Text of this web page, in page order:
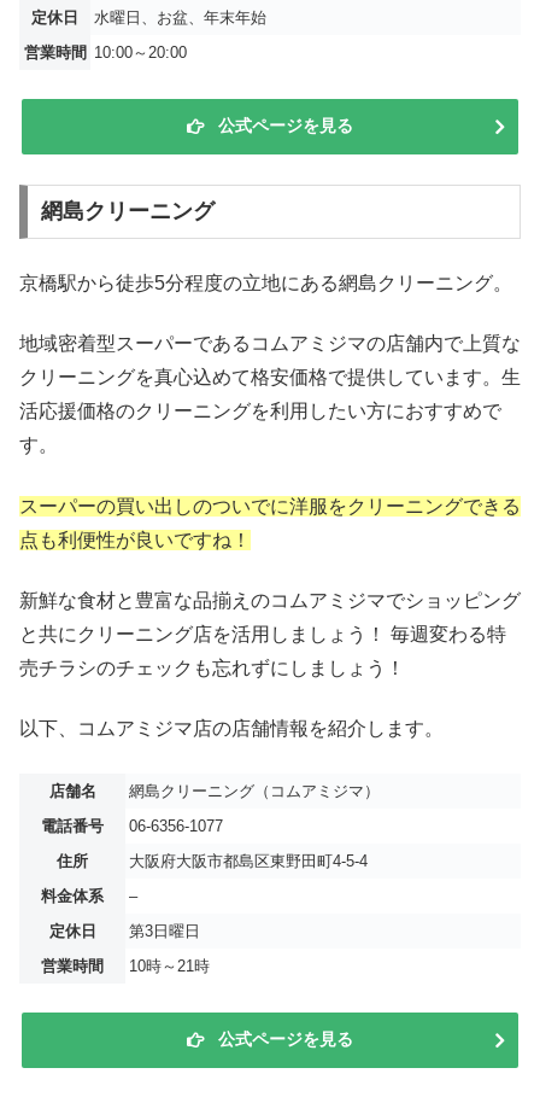
定休日
水曜日、お盆、年末年始
営業時間 10:00～20:00
公式ページを見る
網島クリーニング
京橋駅から徒歩5分程度の立地にある網島クリーニング。
地域密着型スーパーであるコムアミジマの店舗内で上質な
クリーニングを真心込めて格安価格で提供しています。生
活応援価格のクリーニングを利用したい方におすすめで
す。
スーパーの買い出しのついでに洋服をクリーニングできる
点も利便性が良いですね！
新鮮な食材と豊富な品揃えのコムアミジマでショッピング
と共にクリーニング店を活用しましょう！ 毎週変わる特
売チラシのチェックも忘れずにしましょう！
以下、コムアミジマ店の店舗情報を紹介します。
店舗名
網島クリーニング（コムアミジマ）
電話番号
06-6356-1077
住所
大阪府大阪市都島区東野田町4-5-4
料金体系
–
定休日
第3日曜日
営業時間
10時～21時
公式ページを見る